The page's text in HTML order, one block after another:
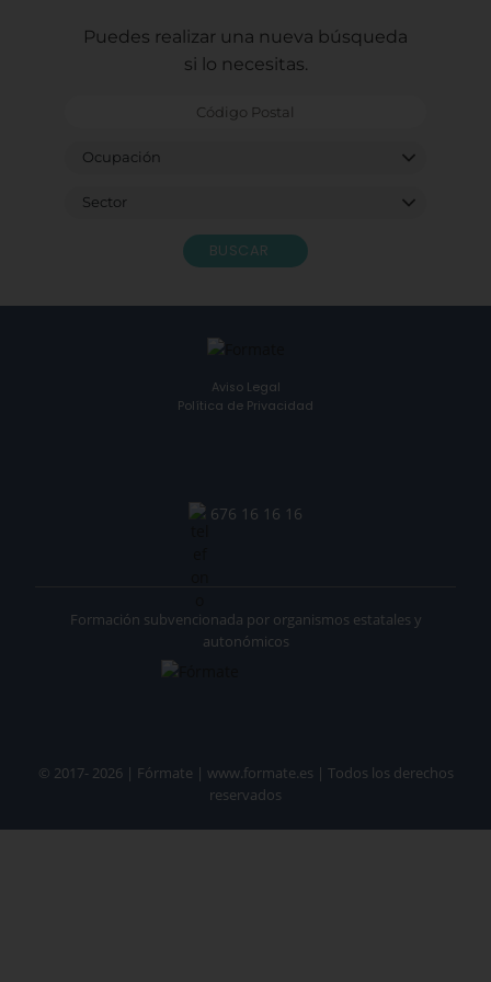
Puedes realizar una nueva búsqueda
si lo necesitas.
BUSCAR
Aviso Legal
Política de Privacidad
676 16 16 16
© 2017- 2026 | Fórmate | www.formate.es | Todos los derechos
reservados
Formación subvencionada por organismos estatales y
autonómicos